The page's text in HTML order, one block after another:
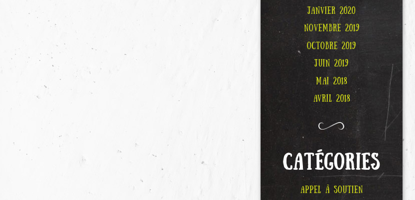
JANVIER 2020
NOVEMBRE 2019
OCTOBRE 2019
JUIN 2019
MAI 2018
AVRIL 2018
CATÉGORIES
APPEL À SOUTIEN